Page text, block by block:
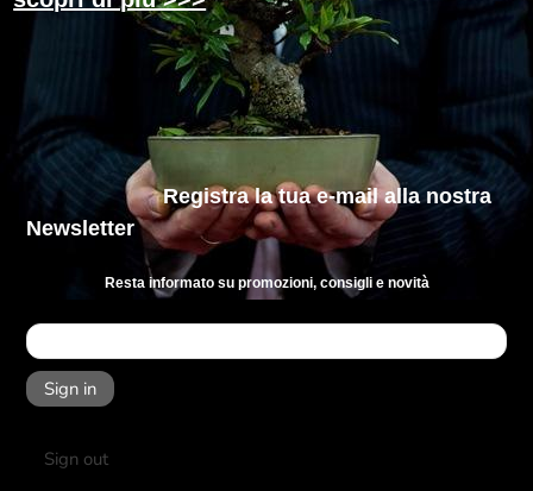
Registra la tua e-mailalla nostra
Newsletter
Resta informato su promozioni, consigli e novità
Sign in
Sign out